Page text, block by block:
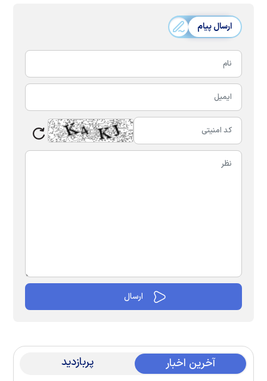
ارسال پیام
آخرین اخبار پربازدید